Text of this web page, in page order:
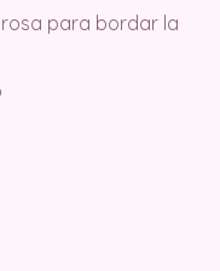
para bordar la